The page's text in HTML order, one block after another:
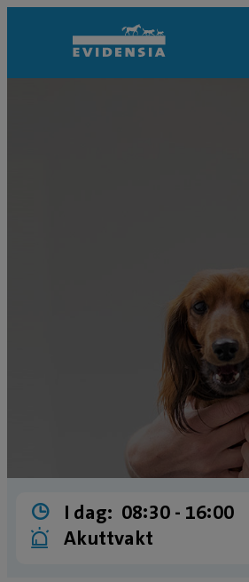
I dag: 08:30 ­- 16:00
Akuttvakt